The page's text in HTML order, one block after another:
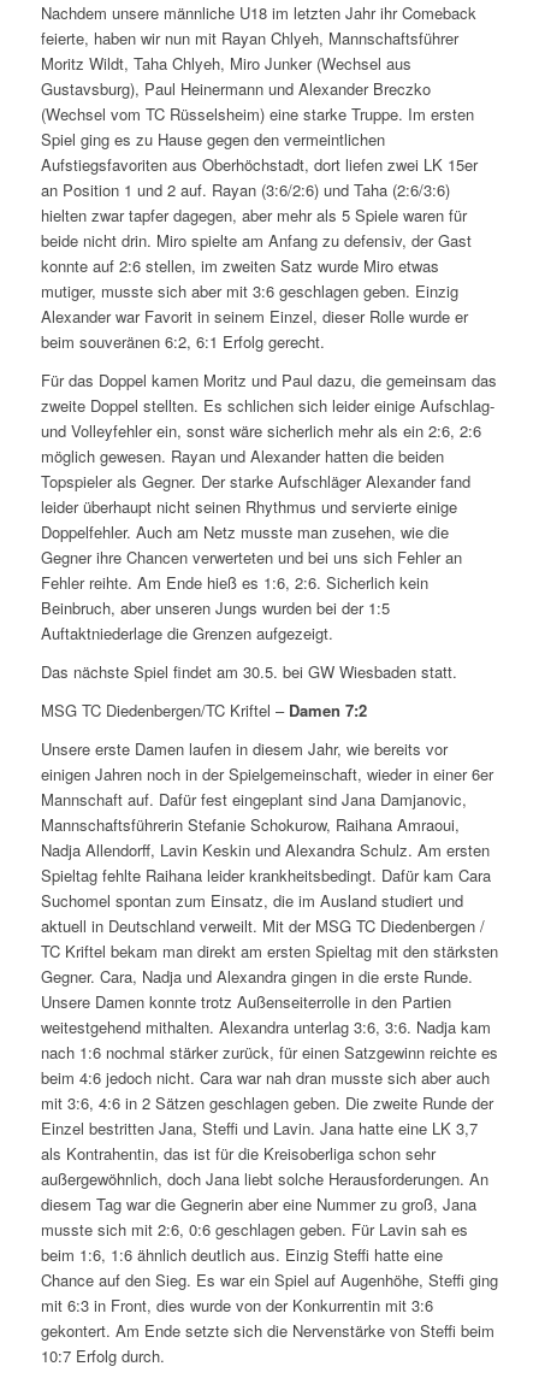
Nachdem unsere männliche U18 im letzten Jahr ihr Comeback
feierte, haben wir nun mit Rayan Chlyeh, Mannschaftsführer
Moritz Wildt, Taha Chlyeh, Miro Junker (Wechsel aus
Gustavsburg), Paul Heinermann und Alexander Breczko
(Wechsel vom TC Rüsselsheim) eine starke Truppe. Im ersten
Spiel ging es zu Hause gegen den vermeintlichen
Aufstiegsfavoriten aus Oberhöchstadt, dort liefen zwei LK 15er
an Position 1 und 2 auf. Rayan (3:6/2:6) und Taha (2:6/3:6)
hielten zwar tapfer dagegen, aber mehr als 5 Spiele waren für
beide nicht drin. Miro spielte am Anfang zu defensiv, der Gast
konnte auf 2:6 stellen, im zweiten Satz wurde Miro etwas
mutiger, musste sich aber mit 3:6 geschlagen geben. Einzig
Alexander war Favorit in seinem Einzel, dieser Rolle wurde er
beim souveränen 6:2, 6:1 Erfolg gerecht.
Für das Doppel kamen Moritz und Paul dazu, die gemeinsam das
zweite Doppel stellten. Es schlichen sich leider einige Aufschlag-
und Volleyfehler ein, sonst wäre sicherlich mehr als ein 2:6, 2:6
möglich gewesen. Rayan und Alexander hatten die beiden
Topspieler als Gegner. Der starke Aufschläger Alexander fand
leider überhaupt nicht seinen Rhythmus und servierte einige
Doppelfehler. Auch am Netz musste man zusehen, wie die
Gegner ihre Chancen verwerteten und bei uns sich Fehler an
Fehler reihte. Am Ende hieß es 1:6, 2:6. Sicherlich kein
Beinbruch, aber unseren Jungs wurden bei der 1:5
Auftaktniederlage die Grenzen aufgezeigt.
Das nächste Spiel findet am 30.5. bei GW Wiesbaden statt.
MSG TC Diedenbergen/TC Kriftel – Damen 7:2
Unsere erste Damen laufen in diesem Jahr, wie bereits vor
einigen Jahren noch in der Spielgemeinschaft, wieder in einer 6er
Mannschaft auf. Dafür fest eingeplant sind Jana Damjanovic,
Mannschaftsführerin Stefanie Schokurow, Raihana Amraoui,
Nadja Allendorff, Lavin Keskin und Alexandra Schulz. Am ersten
Spieltag fehlte Raihana leider krankheitsbedingt. Dafür kam Cara
Suchomel spontan zum Einsatz, die im Ausland studiert und
aktuell in Deutschland verweilt. Mit der MSG TC Diedenbergen /
TC Kriftel bekam man direkt am ersten Spieltag mit den stärksten
Gegner. Cara, Nadja und Alexandra gingen in die erste Runde.
Unsere Damen konnte trotz Außenseiterrolle in den Partien
weitestgehend mithalten. Alexandra unterlag 3:6, 3:6. Nadja kam
nach 1:6 nochmal stärker zurück, für einen Satzgewinn reichte es
beim 4:6 jedoch nicht. Cara war nah dran musste sich aber auch
mit 3:6, 4:6 in 2 Sätzen geschlagen geben. Die zweite Runde der
Einzel bestritten Jana, Steffi und Lavin. Jana hatte eine LK 3,7
als Kontrahentin, das ist für die Kreisoberliga schon sehr
außergewöhnlich, doch Jana liebt solche Herausforderungen. An
diesem Tag war die Gegnerin aber eine Nummer zu groß, Jana
musste sich mit 2:6, 0:6 geschlagen geben. Für Lavin sah es
beim 1:6, 1:6 ähnlich deutlich aus. Einzig Steffi hatte eine
Chance auf den Sieg. Es war ein Spiel auf Augenhöhe, Steffi ging
mit 6:3 in Front, dies wurde von der Konkurrentin mit 3:6
gekontert. Am Ende setzte sich die Nervenstärke von Steffi beim
10:7 Erfolg durch.